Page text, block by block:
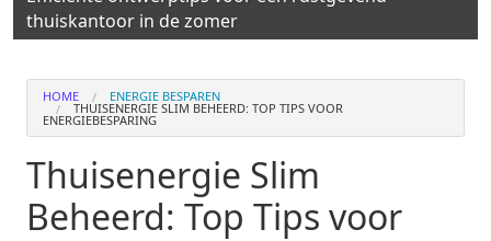
thuiskantoor in de zomer
HOME ENERGIE BESPAREN
THUISENERGIE SLIM BEHEERD: TOP TIPS VOOR
ENERGIEBESPARING
Thuisenergie Slim
Beheerd: Top Tips voor